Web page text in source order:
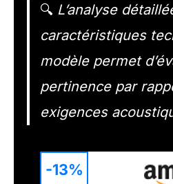
🔍 L’analyse
caractéristiques
modèle permet
pertinence par
exigences
-13%